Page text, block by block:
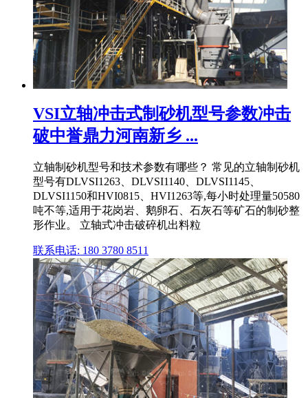
VSI立轴冲击式制砂机型号参数冲击
破中誉鼎力河南新乡 ...
立轴制砂机型号和技术参数有哪些？ 常见的立轴制砂机
型号有DLVSI1263、DLVSI1140、DLVSI1145、
DLVSI1150和HVI0815、HVI1263等,每小时处理量50580
吨不等,适用于花岗岩、鹅卵石、石灰石等矿石的制砂整
形作业。 立轴式冲击破碎机出料粒
联系电话: 180 3780 8511